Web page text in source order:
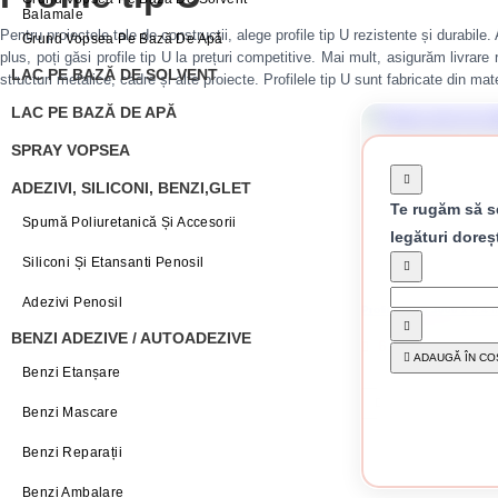
Balamale
Grund Vopsea Pe Bază De Apă
LAC PE BAZĂ DE SOLVENT
LAC PE BAZĂ DE APĂ
SPRAY VOPSEA
ADEZIVI, SILICONI, BENZI,GLET
Spumă Poliuretanică Și Accesorii
Siliconi Și Etansanti Penosil
Adezivi Penosil
BENZI ADEZIVE / AUTOADEZIVE
Benzi Etanșare
Benzi Mascare
Benzi Reparații
Benzi Ambalare
Pentru proiectele tale de construcții, alege profile tip U rezistente și
plus, poți găsi profile tip U la prețuri competitive. Mai mult, asigurăm
structuri metalice, cadre și alte proiecte. Profilele tip U sunt fabricate din
Profil UW 30 3000 x 0.4
6.22 Lei / buc
Preț per
Te rugăm să
legături
ADAUGĂ ÎN